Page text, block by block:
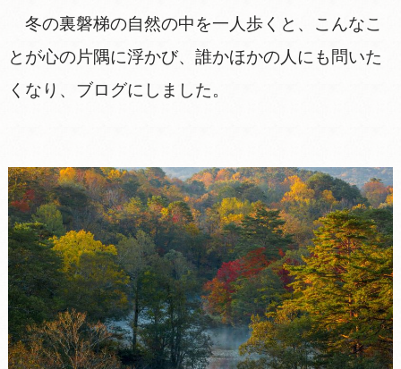
冬の裏磐梯の自然の中を一人歩くと、こんなこ
とが心の片隅に浮かび、誰かほかの人にも問いた
くなり、ブログにしました。